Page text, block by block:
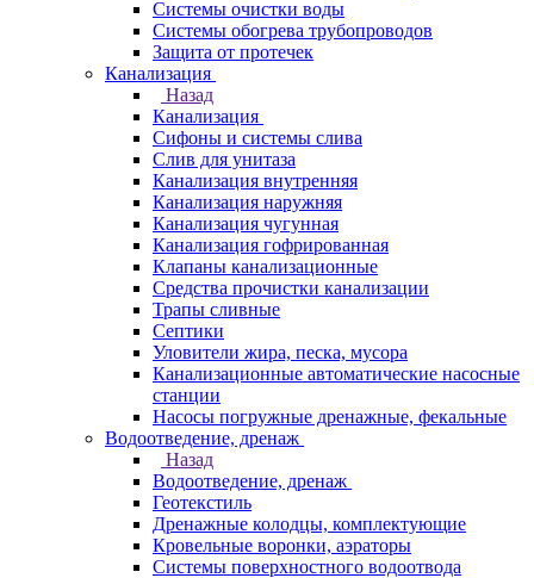
Системы очистки воды
Системы обогрева трубопроводов
Защита от протечек
Канализация
Назад
Канализация
Сифоны и системы слива
Слив для унитаза
Канализация внутренняя
Канализация наружняя
Канализация чугунная
Канализация гофрированная
Клапаны канализационные
Средства прочистки канализации
Трапы сливные
Септики
Уловители жира, песка, мусора
Канализационные автоматические насосные
станции
Насосы погружные дренажные, фекальные
Водоотведение, дренаж
Назад
Водоотведение, дренаж
Геотекстиль
Дренажные колодцы, комплектующие
Кровельные воронки, аэраторы
Системы поверхностного водоотвода